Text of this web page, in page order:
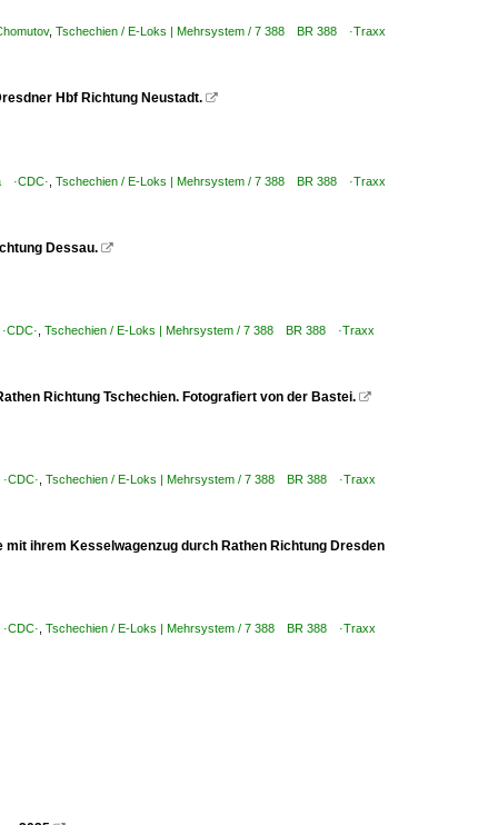
, Tschechien / E-Loks | Mehrsystem / 7 388 BR 388 ·Traxx
Hbf Richtung Neustadt. 
·CDC· Tschechien / E-Loks | Mehrsystem / 7 388 BR 388 ·Traxx
Dessau. 
Tschechien / E-Loks | Mehrsystem / 7 388 BR 388 ·Traxx
Richtung Tschechien. Fotografiert von der Bastei. 
Tschechien / E-Loks | Mehrsystem / 7 388 BR 388 ·Traxx
ihrem Kesselwagenzug durch Rathen Richtung Dresden
Tschechien / E-Loks | Mehrsystem / 7 388 BR 388 ·Traxx